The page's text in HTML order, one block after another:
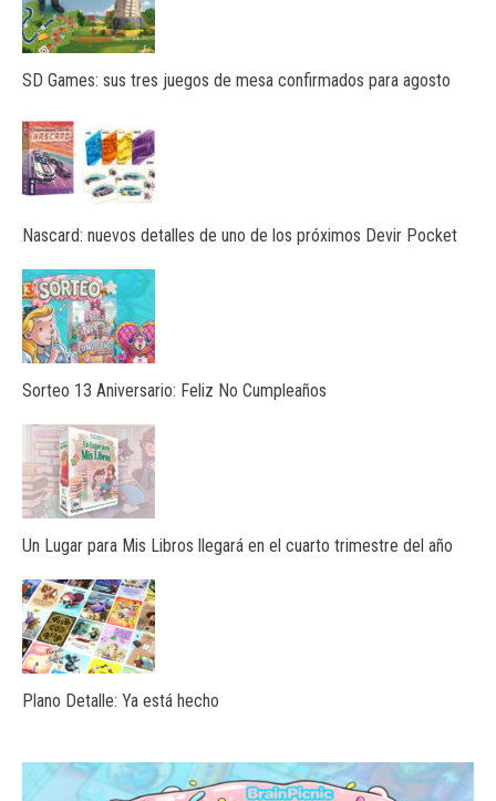
SD Games: sus tres juegos de mesa confirmados para agosto
Nascard: nuevos detalles de uno de los próximos Devir Pocket
Sorteo 13 Aniversario: Feliz No Cumpleaños
Un Lugar para Mis Libros llegará en el cuarto trimestre del año
Plano Detalle: Ya está hecho